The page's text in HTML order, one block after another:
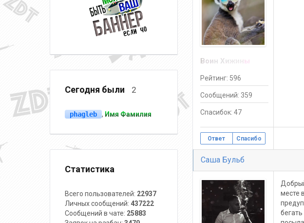
Воин Хижины
Рейтинг: 596
Сообщений: 359
Спасибок: 47
Ответ Спасибо
Саша Бульб
месте
Сегодня были 2
phagleb , Имя Фамилия
Статистика
Всего пользователей: 22937
Личных сообщений: 437222
Сообщений в чате: 25883